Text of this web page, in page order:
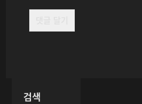
검색